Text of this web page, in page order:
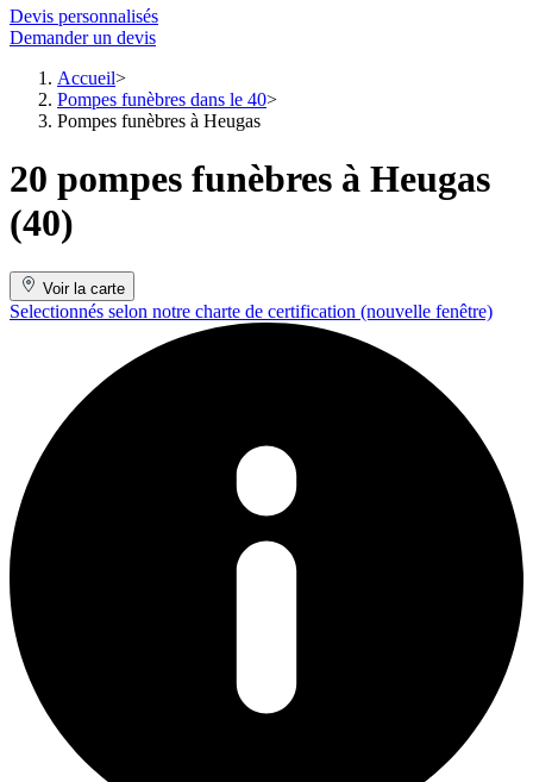
Devis personnalisés
Demander un devis
Accueil
Pompes funèbres dans le 40
Pompes funèbres à Heugas
20 pompes funèbres à Heugas
(40)
Voir la carte
Selectionnés selon notre charte de certification (nouvelle fenêtre)